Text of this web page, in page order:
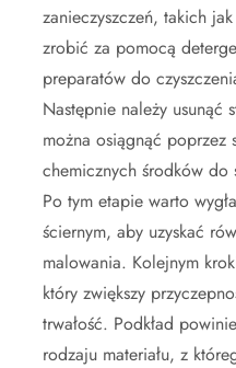
zanieczyszczeń, takich
zrobić za pomocą
preparatów do
Następnie należy
można osiągnąć
chemicznych środków do
Po tym etapie warto
ściernym, aby uzyskać
malowania. Kolejnym
który zwiększy
trwałość. Podkład
rodzaju materiału, z